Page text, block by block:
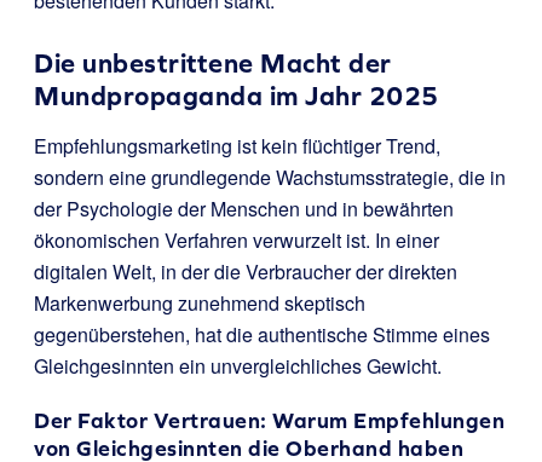
Die unbestrittene Macht der
Mundpropaganda im Jahr 2025
Empfehlungsmarketing ist kein flüchtiger Trend,
sondern eine grundlegende Wachstumsstrategie, die in
der Psychologie der Menschen und in bewährten
ökonomischen Verfahren verwurzelt ist. In einer
digitalen Welt, in der die Verbraucher der direkten
Markenwerbung zunehmend skeptisch
gegenüberstehen, hat die authentische Stimme eines
Gleichgesinnten ein unvergleichliches Gewicht.
Der Faktor Vertrauen: Warum Empfehlungen
von Gleichgesinnten die Oberhand haben